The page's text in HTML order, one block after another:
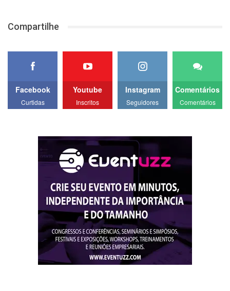
Compartilhe
Facebook
Curtidas
Youtube
Inscritos
Instagram
Seguidores
Comentários
Comentários